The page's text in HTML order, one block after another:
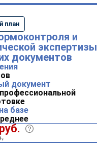
план
и
экспертизы
документов
документ
базе